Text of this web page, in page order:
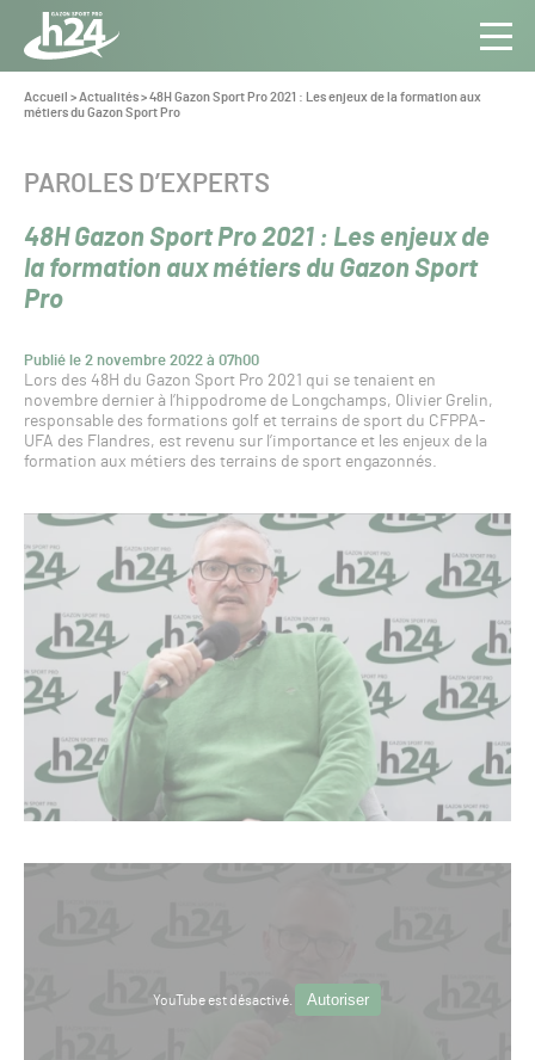
Panneau de gestion des cookies
Aller au contenu
Toute
l’info
du Gazon
Vous
êtes
Accueil >Actualités>48H Gazon Sport Pro 2021 : Les enjeux de la formation aux
métiers du Gazon Sport Pro
48H Gazon Sport Pro 2021 : Les enjeux de
la formation aux métiers du Gazon Sport
Pro
Publié le 2 novembre 2022 à 07h00
CATÉGORIE :
PAROLES D’EXPERTS
Lors des 48H du Gazon Sport Pro 2021 qui se tenaient en
novembre dernier à l’hippodrome de Longchamps, Olivier Grelin,
responsable des formations golf et terrains de sport du CFPPA-
UFA des Flandres, est revenu sur l’importance et les enjeux de la
formation aux métiers des terrains de sport engazonnés.
YouTube est désactivé. Autoriser